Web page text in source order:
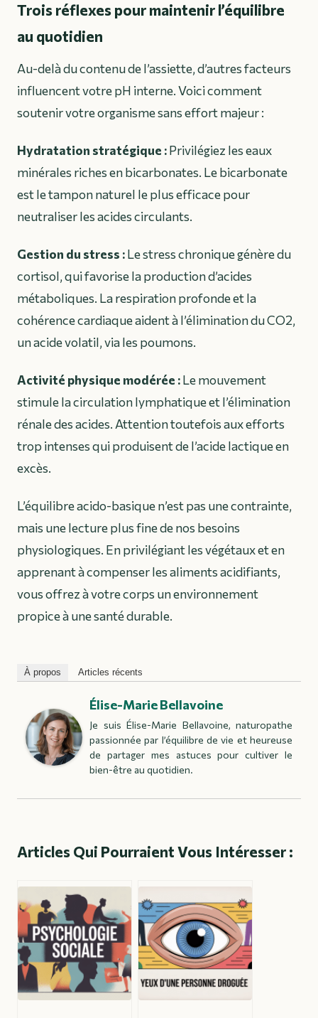
Trois réflexes pour maintenir l’équilibre
au quotidien
Au-delà du contenu de l’assiette, d’autres facteurs
influencent votre pH interne. Voici comment
soutenir votre organisme sans effort majeur :
Hydratation stratégique :Privilégiez les eaux
minérales riches en bicarbonates. Le bicarbonate
est le tampon naturel le plus efficace pour
neutraliser les acides circulants.
Gestion du stress :Le stress chronique génère du
cortisol, qui favorise la production d’acides
métaboliques. La respiration profonde et la
cohérence cardiaque aident à l’élimination du CO2,
un acide volatil, via les poumons.
Activité physique modérée :Le mouvement
stimule la circulation lymphatique et l’élimination
rénale des acides. Attention toutefois aux efforts
trop intenses qui produisent de l’acide lactique en
excès.
L’équilibre acido-basique n’est pas une contrainte,
mais une lecture plus fine de nos besoins
physiologiques. En privilégiant les végétaux et en
apprenant à compenser les aliments acidifiants,
vous offrez à votre corps un environnement
propice à une santé durable.
À propos Articles récents
Élise-Marie Bellavoine
Je suis Élise-Marie Bellavoine, naturopathe
passionnée par l’équilibre de vie et heureuse
de partager mes astuces pour cultiver le
bien-être au quotidien.
Articles Qui Pourraient Vous Intéresser :